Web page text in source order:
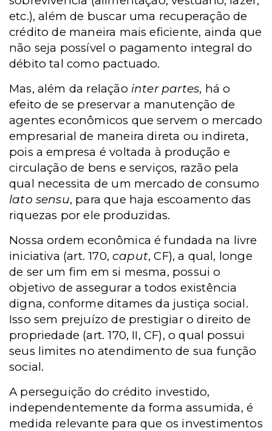
etc.), além de buscar uma recuperação de
crédito de maneira mais eficiente, ainda que
não seja possível o pagamento integral do
débito tal como pactuado.
Mas, além da relação inter partes, há o
efeito de se preservar a manutenção de
agentes econômicos que servem o mercado
empresarial de maneira direta ou indireta,
pois a empresa é voltada à produção e
circulação de bens e serviços, razão pela
qual necessita de um mercado de consumo
lato sensu, para que haja escoamento das
riquezas por ele produzidas.
Nossa ordem econômica é fundada na livre
iniciativa (art. 170,caput, CF), a qual, longe
de ser um fim em si mesma, possui o
objetivo de assegurar a todos existência
digna, conforme ditames da justiça social.
Isso sem prejuízo de prestigiar o direito de
propriedade (art. 170, II, CF), o qual possui
seus limites no atendimento de sua função
social.
A perseguição do crédito investido,
independentemente da forma assumida, é
medida relevante para que os investimentos